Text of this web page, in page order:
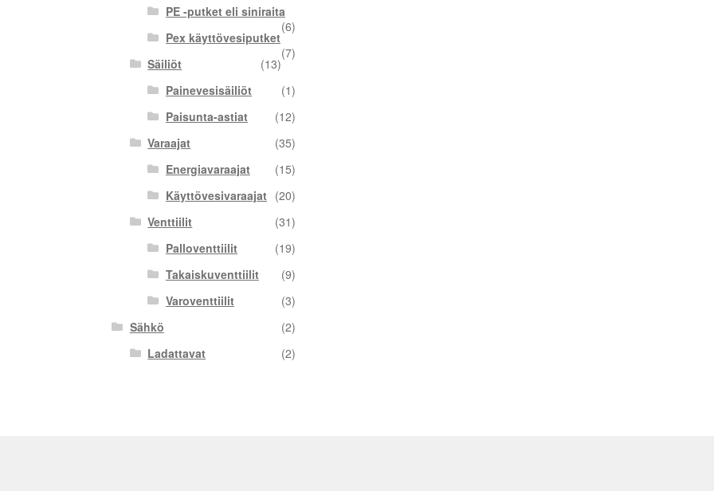
PE -putket eli siniraita
(6)
Pex käyttövesiputket
(7)
Säiliöt
(13)
Painevesisäiliöt
(1)
Paisunta-astiat
(12)
Varaajat
(35)
Energiavaraajat
(15)
Käyttövesivaraajat (20)
Venttiilit
(31)
Palloventtiilit
(19)
Takaiskuventtiilit
(9)
Varoventtiilit
(3)
Sähkö
(2)
Ladattavat
(2)